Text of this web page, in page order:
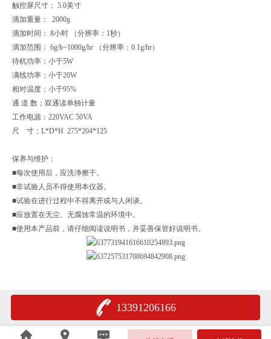
触控屏尺寸； 5.0美寸
滴加重量： 2000g
滴加时间： 8小时 （分辨率：1秒）
滴加范围： 6g/h~1000g/hr （分辨率：0.1g/hr）
待机功率；小于5W
满线功率；小于20W
相对温度；小于95%
通 道 数；双通读单独计量
工作电源：220VAC 50VA
尺 寸：L*D*H 275*204*125
保养与维护：
■每次使用后，应洗净擦干。
■非试验人员不得使用本仪器。
■试验在进行过程中不得离开或与人闲谈。
■应放置在无尘、无腐蚀常温的环境中。
■使用本产品前，请仔细阅读说明书，并妥善保管好说明书。
13391206166